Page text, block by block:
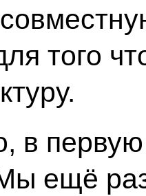
того
в
ещё раз